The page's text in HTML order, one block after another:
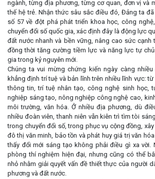
ngành, từng địa phương, từng cơ quan, đơn vị và
thế hệ trẻ. Nhận thức sâu sắc điều đó, Đảng ta
số 57 về đột phá phát triển khoa học, công
chuyển đổi số quốc gia, xác định đây là động lực
đất nước nhanh và bền vững, nâng cao sức cạnh
đồng thời tăng cường tiềm lực và năng lực tự
gia trong kỷ nguyên mới.
Chúng ta vui mừng chứng kiến ngày càng nhiều
khẳng định trí tuệ và bản lĩnh trên nhiều lĩnh vực:
thông tin, trí tuệ nhân tạo, công nghệ sinh học,
nghiệp sáng tạo, nông nghiệp công nghệ cao,
môi trường, văn hóa. Ở nhiều địa phương, dù
nhiều đoàn viên, thanh niên vẫn kiên trì tìm tòi
trong chuyển đổi số, trong phục vụ cộng đồng,
đô thị văn minh, bảo tồn và phát huy giá trị văn
thấy đổi mới sáng tạo không phải điều gì xa
phòng thí nghiệm hiện đại, nhưng cũng có thể
nhỏ nhằm giải quyết vấn đề thiết thực của người
phương và đất nước.